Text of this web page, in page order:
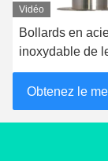
Vidéo
Bollards en
inoxydable de
haute sécurité
certification CE
Obtenez le